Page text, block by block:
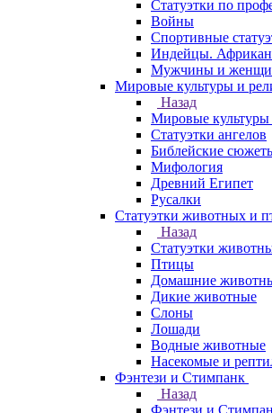
Статуэтки по
Войны
Спортивные
Индейцы.
Мужчины и
Мировые культуры и
Назад
Мировые культуры
Статуэтки ангелов
Библейские
Мифология
Древний Египет
Русалки
Статуэтки животных и
Назад
Статуэтки
Птицы
Домашние
Дикие животные
Слоны
Лошади
Водные животные
Насекомые и
Фэнтези и Стимпанк
Назад
Фэнтези и